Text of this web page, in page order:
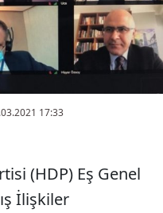
17:33
(HDP) Eş Genel
İlişkiler